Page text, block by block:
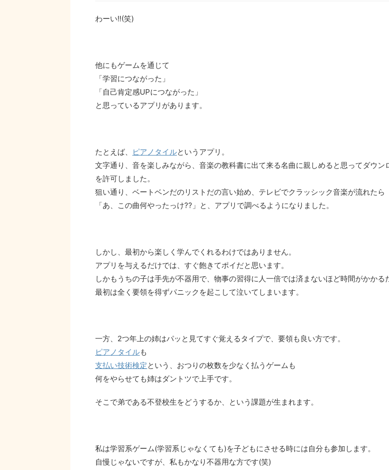
わーい!!(笑)
他にもゲームを通じて
「学習につながった」
「自己肯定感UPにつながった」
と思っているアプリがあります。
たとえば、 ピアノタイルというアプリ。
文字通り、音を楽しみながら、音楽の教科書に出て来る名曲に親しめると思ってダウン
を許可しました。
狙い通り、ベートベンだのリストだの言い始め、テレビでクラッシック音楽が流れたら
「あ、この曲何やったっけ??」と、アプリで調べるようになりました。
しかし、最初から楽しく学んでくれるわけではありません。
アプリを与えるだけでは、すぐ飽きてポイだと思います。
しかもうちの子は手先が不器用で、物事の習得に人一倍では済まないほど時間がかかる
最初は全く要領を得ずパニックを起こして泣いてしまいます。
一方、2つ年上の姉はパッと見てすぐ覚えるタイプで、要領も良い方です。
ピアノタイルも
支払い技術検定という、おつりの枚数を少なく払うゲームも
何をやらせても姉はダントツで上手です。
そこで弟である不登校生をどうするか、という課題が生まれます。
私は学習系ゲーム(学習系じゃなくても)を子どもにさせる時には自分も参加します。
自慢じゃないですが、私もかなり不器用な方です(笑)